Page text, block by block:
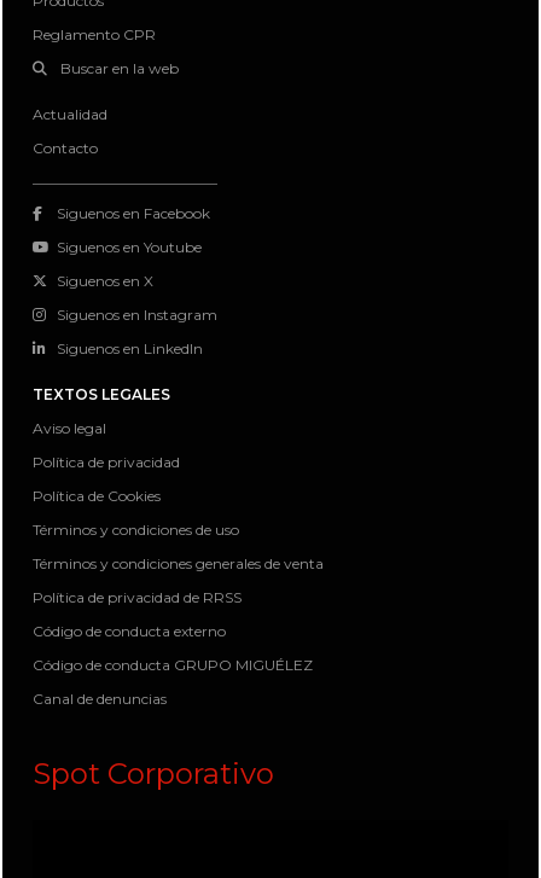
Reglamento CPR
Buscar en la web
Actualidad
Contacto
Siguenos en Facebook
Siguenos en Youtube
Siguenos en X
Siguenos en Instagram
Siguenos en LinkedIn
TEXTOS LEGALES
Aviso legal
Política de privacidad
Política de Cookies
Términos y condiciones de uso
Términos y condiciones generales de venta
Política de privacidad de RRSS
Código de conducta externo
Código de conducta GRUPO MIGUÉLEZ
Canal de denuncias
Spot Corporativo